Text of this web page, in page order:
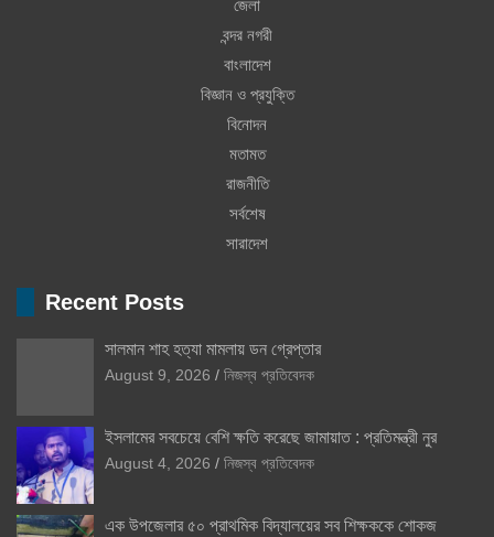
জেলা
বন্দর নগরী
বাংলাদেশ
বিজ্ঞান ও প্রযুক্তি
বিনোদন
মতামত
রাজনীতি
সর্বশেষ
সারাদেশ
Recent Posts
সালমান শাহ হত্যা মামলায় ডন গ্রেপ্তার
August 9, 2026 নিজস্ব প্রতিবেদক
ইসলামের সবচেয়ে বেশি ক্ষতি করেছে জামায়াত : প্রতিমন্ত্রী নুর
August 4, 2026 নিজস্ব প্রতিবেদক
এক উপজেলার ৫০ প্রাথমিক বিদ্যালয়ের সব শিক্ষককে শোকজ